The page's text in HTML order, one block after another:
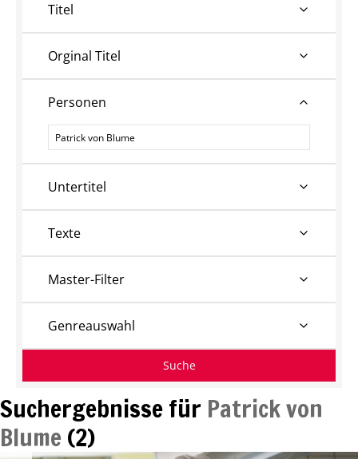
Suchergebnisse für Patrick von
Blume(2)
Titel
Orginal Titel
Personen
Personen
Untertitel
Texte
Master-Filter
Genreauswahl
Suche